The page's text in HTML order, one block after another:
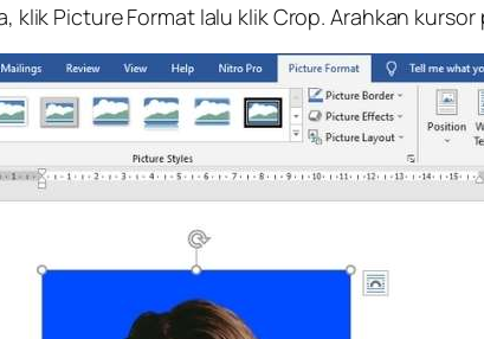
klik Picture Format lalu klik Crop. Arahkan